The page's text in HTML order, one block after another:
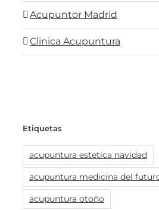
Acupuntor Madrid
Clinica Acupuntura
Etiquetas
acupuntura estetica navidad
acupuntura medicina del
acupuntura otoño